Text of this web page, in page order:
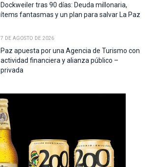
Dockweiler tras 90 días: Deuda millonaria,
ítems fantasmas y un plan para salvar La Paz
7 DE AGOSTO DE 2026
Paz apuesta por una Agencia de Turismo con
actividad financiera y alianza público –
privada